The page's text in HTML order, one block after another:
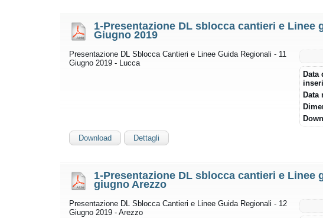
1-Presentazione DL sblocca cantieri e Linee
Giugno 2019
Data
Data
Presentazione DL Sblocca Cantieri e Linee Guida Regionali - 11
Giugno 2019 - Lucca
Download Dettagli
1-Presentazione DL sblocca cantieri e Linee
giugno Arezzo
Presentazione DL Sblocca Cantieri e Linee Guida Regionali - 12
Giugno 2019 - Arezzo